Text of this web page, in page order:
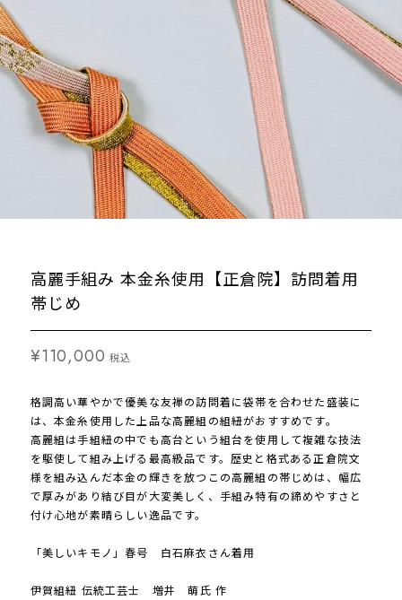
高麗手組み 本金糸使用【正倉院】訪問着用
帯じめ
¥110,000 税込
格調高い華やかで優美な友禅の訪問着に袋帯を合わせた盛装に
は、本金糸使用した上品な高麗組の組紐がおすすめです。
高麗組は手組紐の中でも高台という組台を使用して複雑な技法
を駆使して組み上げる最高級品です。歴史と格式ある正倉院文
様を組み込んだ本金の輝きを放つこの高麗組の帯じめは、幅広
で厚みがあり結び目が大変美しく、手組み特有の締めやすさと
付け心地が素晴らしい逸品です。
「美しいキモノ」春号 白石麻衣さん着用
伊賀組紐 伝統工芸士 増井 萌氏 作